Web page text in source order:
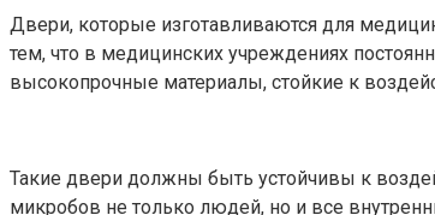
Двери, которые изготавливаются для
тем, что в медицинских учреждениях
высокопрочные материалы, стойкие к
Такие двери должны быть устойчивы к
микробов не только людей, но и все